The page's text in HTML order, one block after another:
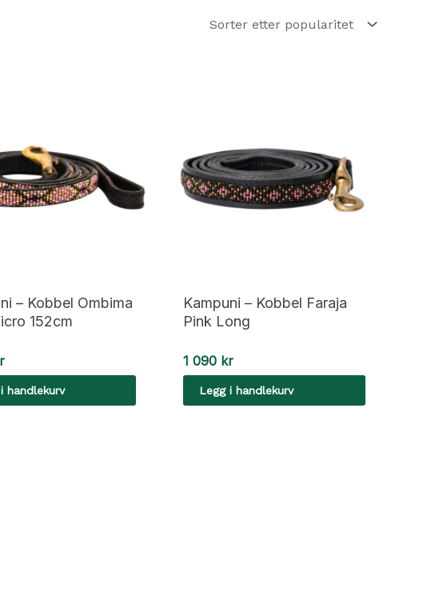
– Kobbel Ombima
152cm
handlekurv
Kampuni – Kobbel Faraja
Pink Long
1 090 kr
Legg i handlekurv